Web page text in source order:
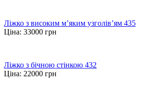
Ліжко з високим м’яким узголів’ям 435
Ціна: 33000 грн
Ліжко з бічною стінкою 432
Ціна: 22000 грн